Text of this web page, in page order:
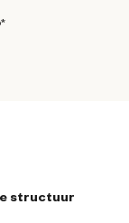
structuur